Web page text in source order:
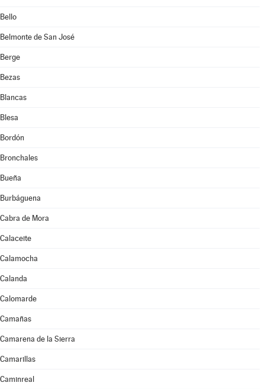
Bello
Belmonte de San José
Berge
Bezas
Blancas
Blesa
Bordón
Bronchales
Bueña
Burbáguena
Cabra de Mora
Calaceite
Calamocha
Calanda
Calomarde
Camañas
Camarena de la Sierra
Camarillas
Caminreal